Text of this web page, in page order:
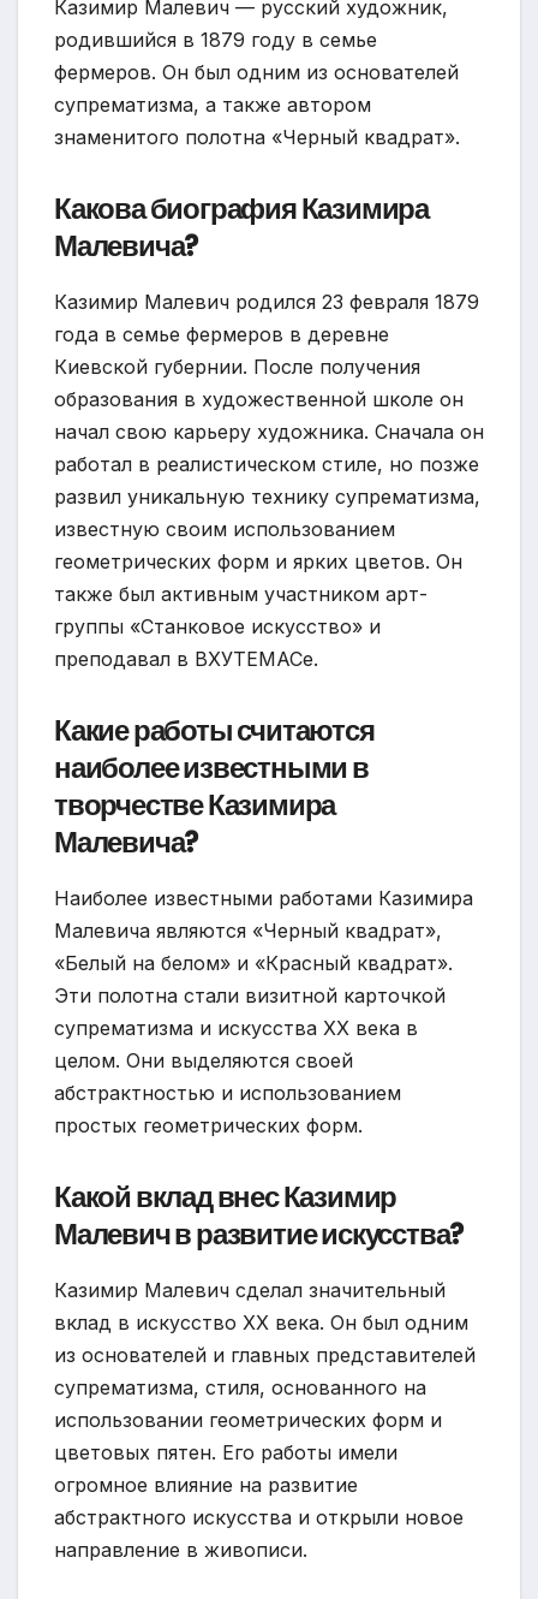
Казимир Малевич — русский художник,
родившийся в 1879 году в семье
фермеров. Он был одним из основателей
супрематизма, а также автором
знаменитого полотна «Черный квадрат».
Какова биография Казимира
Малевича?
Казимир Малевич родился 23 февраля 1879
года в семье фермеров в деревне
Киевской губернии. После получения
образования в художественной школе он
начал свою карьеру художника. Сначала он
работал в реалистическом стиле, но позже
развил уникальную технику супрематизма,
известную своим использованием
геометрических форм и ярких цветов. Он
также был активным участником арт-
группы «Станковое искусство» и
преподавал в ВХУТЕМАСе.
Какие работы считаются
наиболее известными в
творчестве Казимира
Малевича?
Наиболее известными работами Казимира
Малевича являются «Черный квадрат»,
«Белый на белом» и «Красный квадрат».
Эти полотна стали визитной карточкой
супрематизма и искусства XX века в
целом. Они выделяются своей
абстрактностью и использованием
простых геометрических форм.
Какой вклад внес Казимир
Малевич в развитие искусства?
Казимир Малевич сделал значительный
вклад в искусство XX века. Он был одним
из основателей и главных представителей
супрематизма, стиля, основанного на
использовании геометрических форм и
цветовых пятен. Его работы имели
огромное влияние на развитие
абстрактного искусства и открыли новое
направление в живописи.